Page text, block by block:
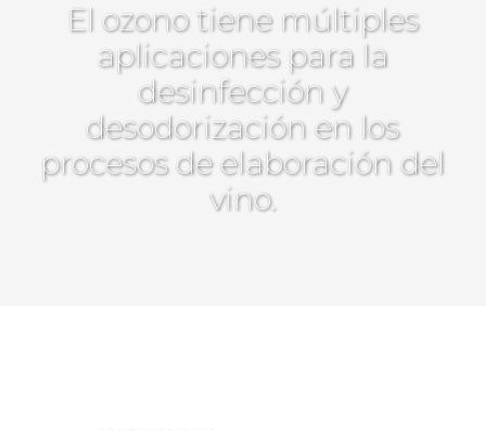
El ozono tiene múltiples
aplicaciones para la
desinfección y
desodorización en los
procesos de elaboración del
vino.